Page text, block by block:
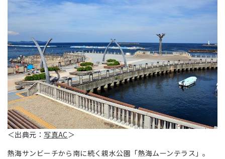
＜出典元： 写真AC＞
熱海サンビーチから南に続く親水公園「熱海ムーンテラス」。